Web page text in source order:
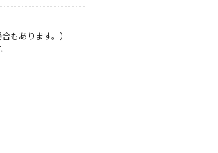
もあります。）